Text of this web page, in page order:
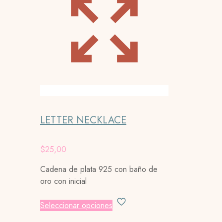
LETTER NECKLACE
$25,00
Cadena de plata 925 con baño de
oro con inicial
Seleccionar opciones Este